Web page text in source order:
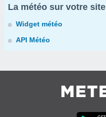
La météo sur votre site
Widget météo
API Météo